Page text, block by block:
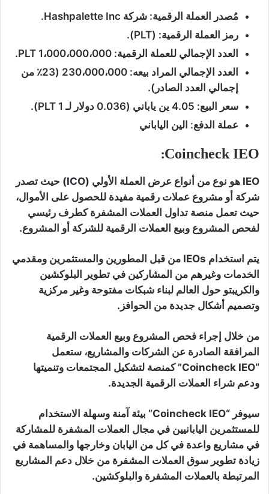
مُصدر العملة الرقمية: شركة Hashpalette Inc.
رمز العملة الرقمية: (PLT).
العدد الإجمالي للعملة الرقمية: 1،000،000،000 PLT.
العدد الإجمالي المراد بيعه: 230،000،000 (23٪ من
إجمالي العدد الصادر).
سعر البيع: 4.05 ين ياباني (0.036 دولار لـ 1 PLT).
عملة الدفع: الين الياباني
Coincheck IEO:
IEO هو نوع من أنواع عرض العملة الأولي (ICO) حيث تصدر
شركة أو مشروع عملات رقمية مفيدة للحصول على الأموال،
حيث تعمل منصة تداول العملات المشفرة كطرف رئيسي
لفحص المشروع وبيع العملات الرقمية للشركة أو المشروع.
يتم استخدام IEOs من قبل المطورين والمستثمرين ومقدمي
الخدمات وغيرهم من المشاركين في تطوير البلوكشين
والكريبتو حول العالم لبناء شبكات مفتوحة وغير مركزية
وتصميم أشكال جديدة من الحوافز.
من خلال إجراء فحص المشروع وبيع العملات الرقمية
المرافقة الصادرة عن الشركات والمشاريع، ستعمل
“Coincheck IEO” كمنصة لتشكيل المجتمعات وتنميتها
ودعم شراء العملات الرقمية الجديدة.
سيوفر “Coincheck IEO” بيئة آمنة وسهلة الاستخدام
للمستثمرين اليابانيين في مجال العملات المشفرة للمشاركة
في مشاريع واعدة في كل من اليابان وخارجها والمساهمة في
زيادة تطوير سوق العملات المشفرة من خلال دعم المشاريع
المرتبطة بالعملات المشفرة والبلوكشين.